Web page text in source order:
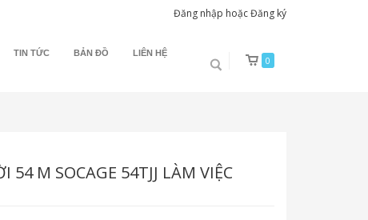
Đăng nhập hoặcĐăng ký
TIN TỨC BẢN ĐỒ LIÊN HỆ
0
54 M SOCAGE 54TJJ LÀM VIỆC